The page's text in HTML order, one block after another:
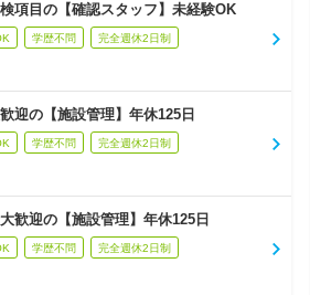
項目の【確認スタッフ】未経験OK
学歴不問 完全週休2日制
の【施設管理】年休125日
学歴不問 完全週休2日制
迎の【施設管理】年休125日
学歴不問 完全週休2日制